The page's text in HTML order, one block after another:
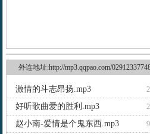
外连地址:http://mp3.qqpao.com/
激情的斗志昂扬.mp3
好听歌曲爱的胜利.mp3
赵小南-爱情是个鬼东西.mp3